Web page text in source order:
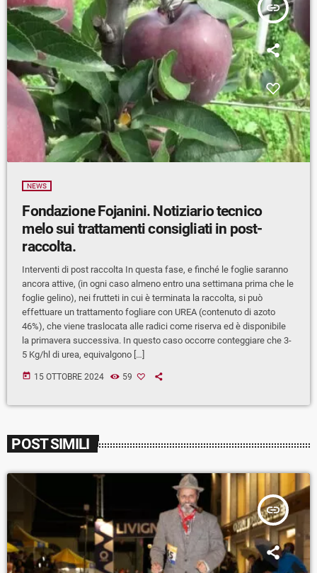
insert_link
NEWS
Fondazione Fojanini. Notiziario tecnico
melo sui trattamenti consigliati in post-
raccolta.
Interventi di post raccolta In questa fase, e finché le foglie saranno
ancora attive, (in ogni caso almeno entro una settimana prima che le
foglie gelino), nei frutteti in cui è terminata la raccolta, si può
effettuare un trattamento fogliare con UREA (contenuto di azoto
46%), che viene traslocata alle radici come riserva ed è disponibile
la primavera successiva. In questo caso occorre conteggiare che 3-
5 Kg/hl di urea, equivalgono […]
today 15 OTTOBRE 2024 59
POST SIMILI
insert_link